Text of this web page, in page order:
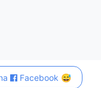
Facebook 😅